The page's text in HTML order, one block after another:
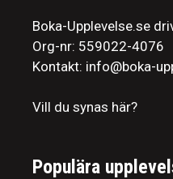
Boka-Upplevelse.se
Org-nr: 559022-4076
Kontakt: info@boka-
Vill du synas här?
Populära